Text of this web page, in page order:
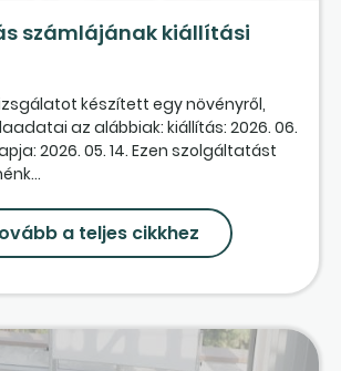
számlájának kiállítási
készített egy növényről,
az alábbiak: kiállítás: 2026. 06.
2026. 05. 14. Ezen szolgáltatást
a teljes cikkhez